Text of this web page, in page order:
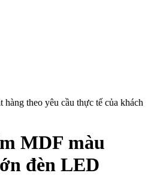
theo yêu cầu thực tế của khách
MDF màu
đèn LED